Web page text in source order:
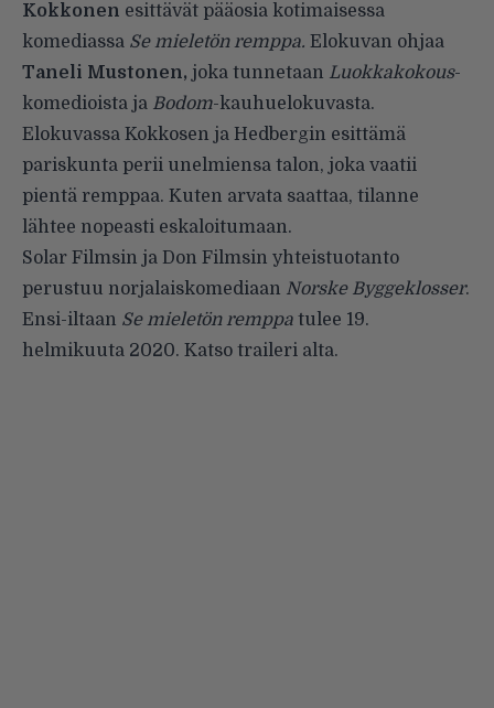
Kokkonen esittävät pääosia kotimaisessa
komediassa Se mieletön remppa. Elokuvan ohjaa
Taneli Mustonen, joka tunnetaan Luokkakokous-
komedioista ja Bodom-kauhuelokuvasta.
Elokuvassa Kokkosen ja Hedbergin esittämä
pariskunta perii unelmiensa talon, joka vaatii
pientä remppaa. Kuten arvata saattaa, tilanne
lähtee nopeasti eskaloitumaan.
Solar Filmsin ja Don Filmsin yhteistuotanto
perustuu norjalaiskomediaan Norske Byggeklosser.
Ensi-iltaan Se mieletön remppa tulee 19.
helmikuuta 2020. Katso traileri alta.